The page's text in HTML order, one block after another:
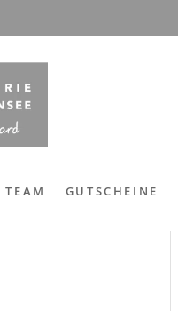
TEAM GUTSCHEINE